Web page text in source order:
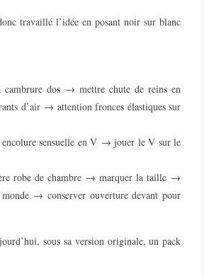
travaillé l’idée en posant noir sur blanc
cambrure dos → mettre chute de reins en
d’air → attention fronces élastiques sur
sensuelle en V → jouer le V sur le
robe de chambre → marquer la taille →
→ conserver ouverture devant pour
sous sa version originale, un pack